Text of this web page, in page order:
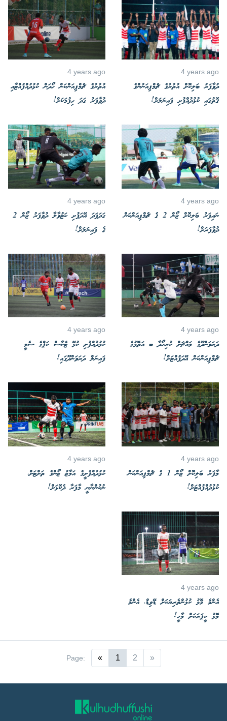
4 years ago
ދުވާފަރު ބަލިކޮށް އުތުރުގެ ޗެމްޕިއަނުންގެ
ގޮތުގައި ކުޅުދުއްފުށި ފައިނަލަށް!
4 years ago
އުތުރުގެ ޗެމްޕިއަންކަން ހޯދަން ކުޅުދުއްފުއްޓާއި
ދުވާފަރު ގަދަ ހިފުމަކަށް!
4 years ago
ނައިފަރު ބަލިކޮށް ޒޯން 2 ގެ ޗެމްޕިއަންކަން
ދުވާފަރަށް!
4 years ago
ގަދަފަދަ އޭދަފުށި ކަޓުވާލާ ދުވާފަރު ޒޯން 2
ގެ ފައިނަލަށް!
4 years ago
ދަރަވަންދޫގެ މައްޗަށް ކުރިހޯދާ ބ އަތޮޅުގެ
ޗެމްޕިއަންކަން އޭދަފުއްޓަށް!
4 years ago
ކުޅުދުއްފުށި ކުޅޭ ޓެކާސް ކަޕްގެ ސެމީ
ފައިނަލް ދަރަވަންދޫގައި!
4 years ago
މާފަރު ބަލިކޮށް ޒޯން 1 ގެ ޗެމްޕިއަންކަން
ކުޅުދުއްފުއްޓަށް!
4 years ago
ކުޅުދުއްފުށީގެ އަމާޒު ޒޯންގެ ތަށްޓަށް،
ނުކުންނާނީ މާފަރާ ދެކޮޅަށް!
4 years ago
އެންމެ މޮޅު ކުޅުންތެރިޔަކަށް ޑޭވިޑް، އެންމެ
މޮޅު ކީޕަރަކަށް މާހީ!
Page: « 1 2 »